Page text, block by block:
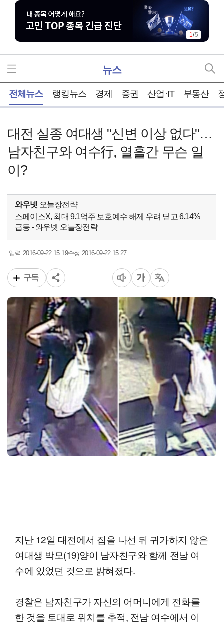
1/5
뉴스
전체뉴스 랭킹뉴스 경제 증권 산업·IT 부동산
대전 실종 여대생 "신변 이상 없다"…
남자친구와 여수行, 열흘간 무슨 일
이?
와우넷 오늘장전략
스페이스X, 최대 9.1억주 보호예수 해제 우려 딛고 6.14%
급등 - 와우넷 오늘장전략
입력2016-09-22 15:19수정 2016-09-22 15:27
구독
지난 12일 대전에서 집을 나선 뒤 귀가하지 않은
여대생 박모(19)양이 남자친구와 함께 전남 여
수에 있었던 것으로 밝혀졌다.
경찰은 남자친구가 자신의 어머니에게 전화를
한 것을 토대로 위치를 추적, 전남 여수에서 이